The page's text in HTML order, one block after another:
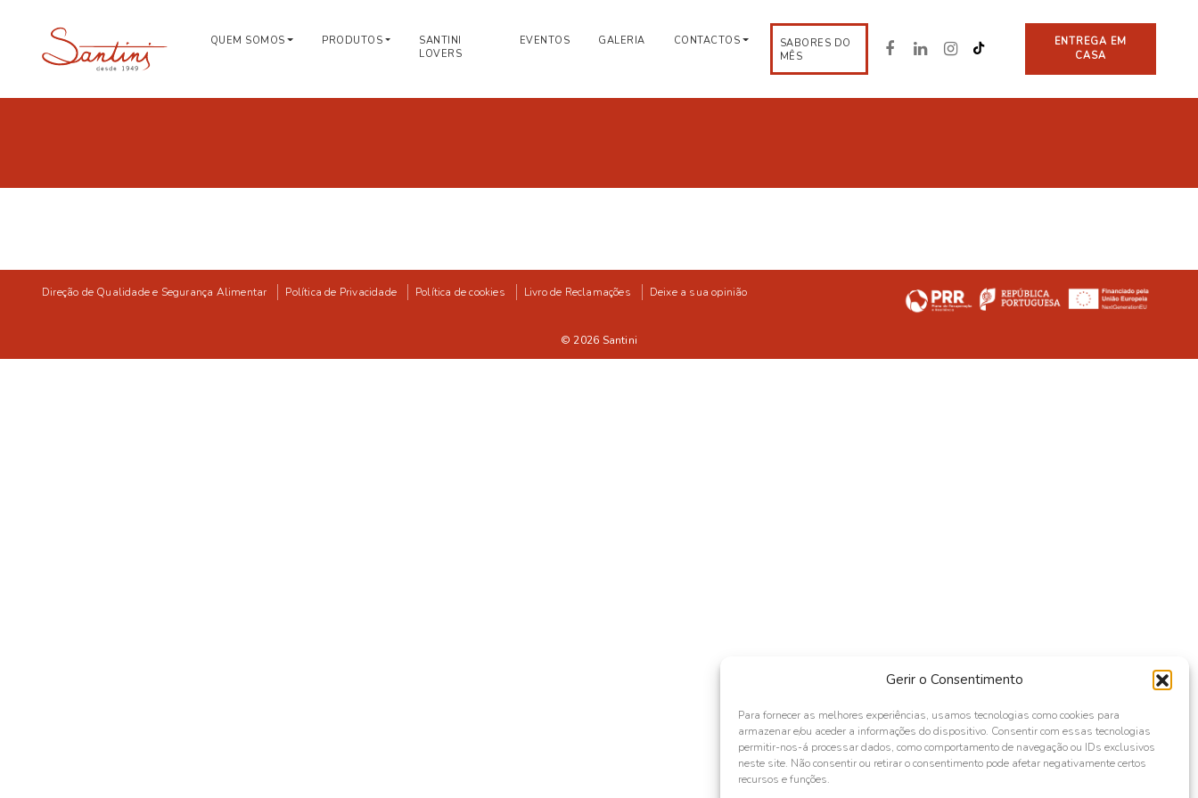
Gerir o Consentimento
Para fornecer as melhores experiências, usamos tecnologias como cookies para
armazenar e/ou aceder a informações do dispositivo. Consentir com essas tecnologias
permitir-nos-á processar dados, como comportamento de navegação ou IDs exclusivos
neste site. Não consentir ou retirar o consentimento pode afetar negativamente certos
recursos e funções.
QUEM SOMOS PRODUTOS
SANTINI
LOVERS
EVENTOS GALERIA CONTACTOS
SABORES DO
MÊS
ENTREGA EM
CASA
Direção de Qualidade e Segurança Alimentar Política de Privacidade Política de cookies Livro de Reclamações Deixe a sua opinião
© 2026 Santini